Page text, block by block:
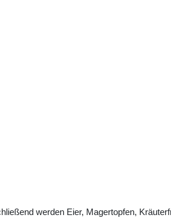
werden Eier, Magertopfen,